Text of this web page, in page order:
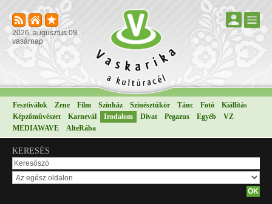
2026. augusztus 09.
vasárnap
Fesztiválok Zene Film Színház Színésztükör Tánc Fotó
Kiállítás
Képzőművészet
Karnevál Irodalom Divat Pegazus Egyéb
VZ
MEDIAWAVE
AlteRába
KERESÉS